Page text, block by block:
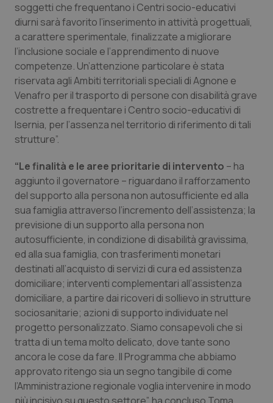
Liguria
Lombardia
Marche
Molise
Provincia Autonoma di Bolzano
Provincia Autonoma di Trento
Puglia
Sardegna
Sicilia
Toscana
Umbria
Disturbi dell’umore
Dolore
Donna & Salute
Epatiti
Infezioni & Febbre
Ipertensione & Scompenso
Malattie rare
Malattia di Crohn & Rettocolite Ulcerosa
Neuroscienze & patologie neurodegenerative
Obesità
Oftalmologia
soggetti che frequentano i Centri socio-educativi
diurni sarà favorito l’inserimento in attività progettuali,
a carattere sperimentale, finalizzate a migliorare
l’inclusione sociale e l’apprendimento di nuove
competenze. Un’attenzione particolare è stata
riservata agli Ambiti territoriali speciali di Agnone e
Venafro per il trasporto di persone con disabilità grave
costrette a frequentare i Centro socio-educativi di
Isernia, per l’assenza nel territorio di riferimento di tali
strutture”.
“Le finalità e le aree prioritarie di intervento – ha
aggiunto il governatore – riguardano il rafforzamento
del supporto alla persona non autosufficiente ed alla
sua famiglia attraverso l’incremento dell’assistenza; la
previsione di un supporto alla persona non
autosufficiente, in condizione di disabilità gravissima,
ed alla sua famiglia, con trasferimenti monetari
destinati all’acquisto di servizi di cura ed assistenza
domiciliare; interventi complementari all’assistenza
domiciliare, a partire dai ricoveri di sollievo in strutture
sociosanitarie; azioni di supporto individuate nel
progetto personalizzato. Siamo consapevoli che si
tratta di un tema molto delicato, dove tante sono
ancora le cose da fare. Il Programma che abbiamo
approvato ritengo sia un segno tangibile di come
l’Amministrazione regionale voglia intervenire in modo